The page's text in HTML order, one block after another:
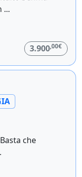
...
3.900,00€
che